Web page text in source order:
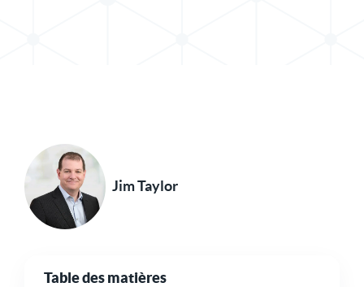
Jim Taylor
Table des matières